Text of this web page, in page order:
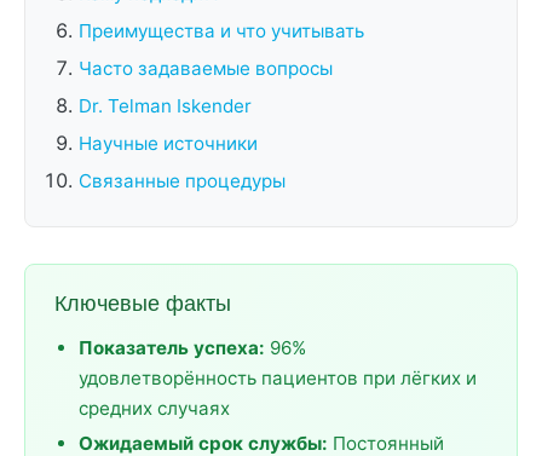
Преимущества и что учитывать
Часто задаваемые вопросы
Dr. Telman Iskender
Научные источники
Связанные процедуры
Ключевые факты
Показатель успеха: 96%
удовлетворённость пациентов при лёгких и
средних случаях
Ожидаемый срок службы: Постоянный